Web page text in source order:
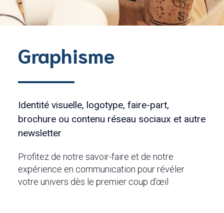
Graphisme
Identité visuelle, logotype, faire-part,
brochure ou contenu réseau sociaux et autre
newsletter
Profitez de notre savoir-faire et de notre
expérience en communication pour révéler
votre univers dès le premier coup d’œil